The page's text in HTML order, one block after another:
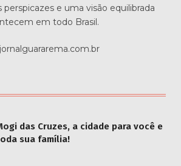
perspicazes e uma visão equilibrada
em todo Brasil.
das Cruzes, a cidade para você e
sua família!